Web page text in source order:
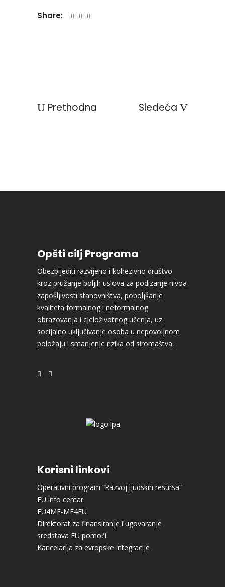
Share:
Prethodna Sledeća
Opšti cilj Programa
Obezbijediti razvijeno i kohezivno društvo
kroz pružanje boljih uslova za podizanje nivoa
zapošljivosti stanovništva, poboljšanje
kvaliteta formalnog i neformalnog
obrazovanja i cjeloživotnog učenja, uz
socijalno uključivanje osoba u nepovoljnom
položaju i smanjenje rizika od siromaštva.
Korisni linkovi
Operativni program “Razvoj ljudskih resursa”
EU info centar
EU4ME-ME4EU
Direktorat za finansiranje i ugovaranje
sredstava EU pomoći
Kancelarija za evropske integracije